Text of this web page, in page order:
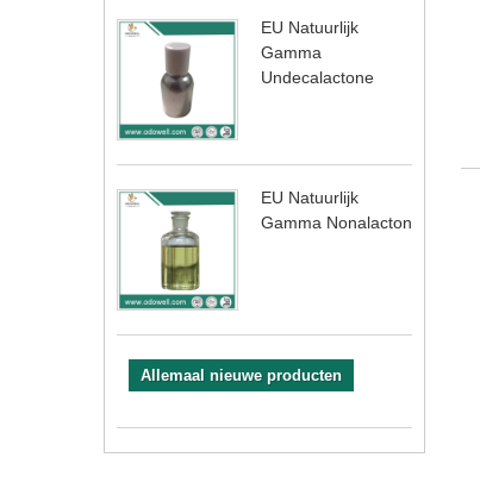
EU Natuurlijk
Gamma
Undecalactone
EU Natuurlijk
Gamma Nonalacton
Allemaal nieuwe producten